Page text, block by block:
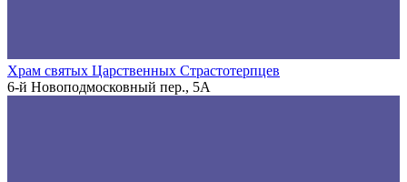
Храм святых Царственных Страстотерпцев
6-й Новоподмосковный пер., 5А